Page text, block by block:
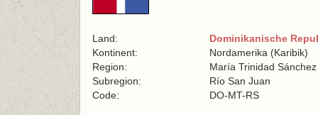
Land: Dominikanische
Kontinent:
Nordamerika (Karibik)
Region:
María Trinidad Sánchez
Subregion:
Río San Juan
Code:
DO-MT-RS